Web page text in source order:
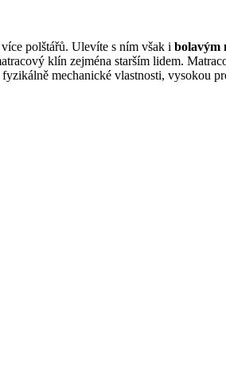
polštářů. Ulevíte s ním však i bolavým
klín zejména starším lidem.
mechanické vlastnosti, vysokou